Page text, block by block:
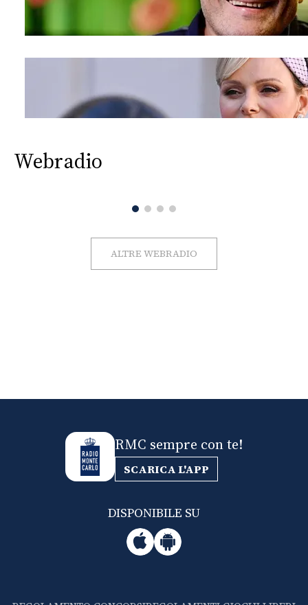
Webradio
ALTRE WEBRADIO
RMC sempre con te!
SCARICA L'APP
DISPONIBILE SU